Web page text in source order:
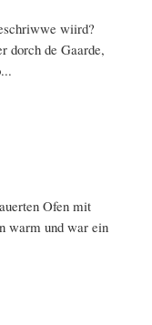
wiird?
dorch de Gaarde,
Ofen mit
warm und war ein